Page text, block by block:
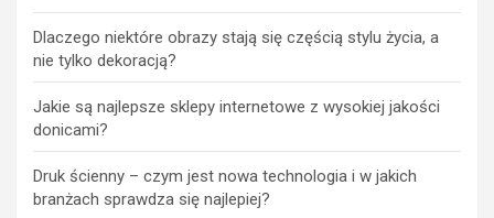
Dlaczego niektóre obrazy stają się częścią stylu życia, a
nie tylko dekoracją?
Jakie są najlepsze sklepy internetowe z wysokiej jakości
donicami?
Druk ścienny – czym jest nowa technologia i w jakich
branżach sprawdza się najlepiej?